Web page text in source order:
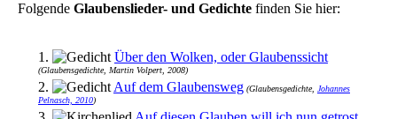
Folgende Glaubenslieder- und Gedichte finden Sie hier:
1. Über den Wolken, oder Glaubenssicht
(Glaubensgedichte, Martin Volpert, 2008)
2. Auf dem Glaubensweg (Glaubensgedichte,
Johannes
Pelnasch, 2010)